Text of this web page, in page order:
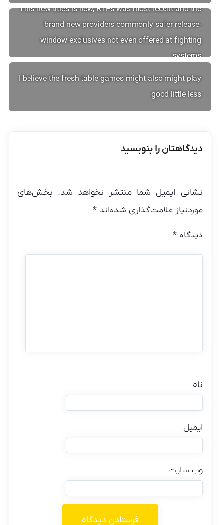
This new titles is new, RTPs was most recent and the
brand new providers commonly safer release-
window exclusives not even offered at fighting
systems
I believe the fresh table games might also might play
good little less
دیدگاهتان را بنویسید
نشانی ایمیل شما منتشر نخواهد شد. بخش‌های
موردنیاز علامت‌گذاری شده‌اند*
دیدگاه*
نام
ایمیل
وب‌ سایت